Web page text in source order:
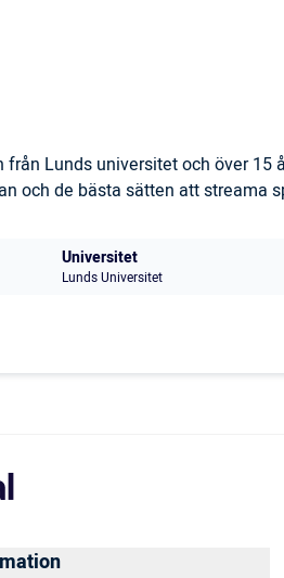
Lunds universitet och över 15
och de bästa sätten att streama
Universitet
Lunds Universitet